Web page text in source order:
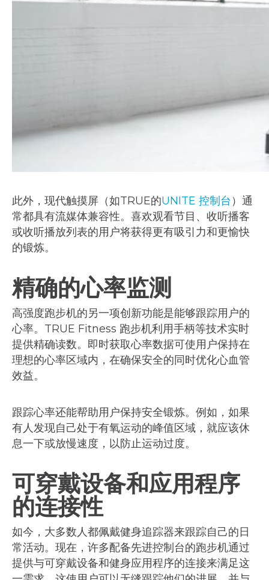
此外，现代触摸屏（如TRUE的UNITE 控制台 ）通
常都具有流媒体兼容性。喜欢观看节目、收听播客
或收听播放列表的用户将获得更有吸引力和更愉快
的锻炼。
精确的心率监测
高强度跑步机的另一项创新功能是能够跟踪用户的
心率。TRUE Fitness 跑步机利用手柄等技术实时
提供精确读数。即时获取心率数据可使用户保持在
理想的心率区域内，在确保安全的同时优化心血管
效益。
跟踪心率还能帮助用户保持安全锻炼。例如，如果
有人发现自己处于有氧运动的峰值区域，就应该休
息一下或放慢速度，以防止运动过度。
可穿戴设备和应用程序
的连接性
如今，大多数人都佩戴健身追踪器来跟踪自己的日
常活动。现在，许多配备先进控制台的跑步机通过
提供与可穿戴设备和健身应用程序的连接来满足这